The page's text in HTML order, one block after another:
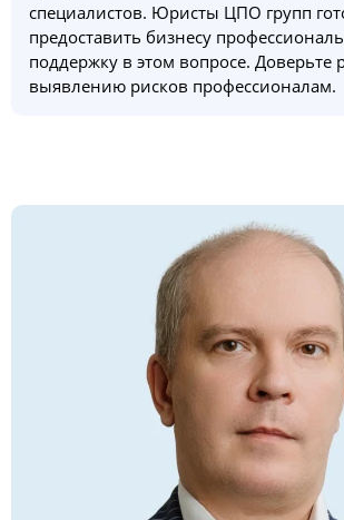
специалистов. Юристы ЦПО групп
предоставить бизнесу
поддержку в этом вопросе. Доверьте
выявлению рисков профессионалам.